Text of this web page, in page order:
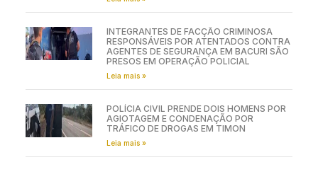
INTEGRANTES DE FACÇÃO CRIMINOSA
RESPONSÁVEIS POR ATENTADOS CONTRA
AGENTES DE SEGURANÇA EM BACURI SÃO
PRESOS EM OPERAÇÃO POLICIAL
Leia mais »
POLÍCIA CIVIL PRENDE DOIS HOMENS POR
AGIOTAGEM E CONDENAÇÃO POR
TRÁFICO DE DROGAS EM TIMON
Leia mais »